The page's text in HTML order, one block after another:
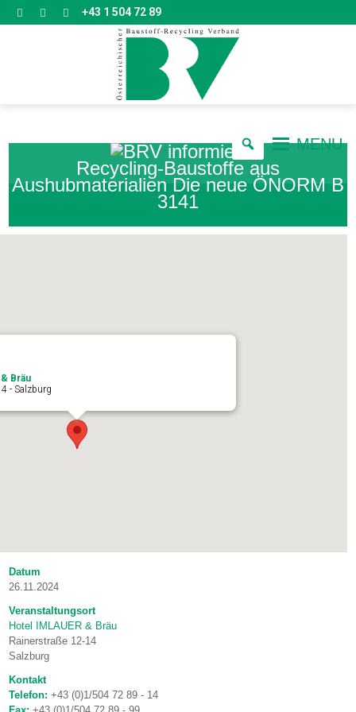
+43 1 504 72 89
MENU
Recycling-Baustoffe aus
Aushubmaterialien Die neue ÖNORM B
3141
Bräu
- Salzburg
Datum
26.11.2024
Veranstaltungsort
Hotel IMLAUER & Bräu
Rainerstraße 12-14
Salzburg
Kontakt
Telefon:+43 (0)1/504 72 89 - 14